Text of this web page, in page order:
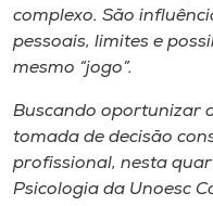
Editora
Rádio
Museu
complexo. São
pessoais, limites e
mesmo “jogo”.
Buscando oportunizar
tomada de decisão
profissional, nesta
Psicologia da Unoesc